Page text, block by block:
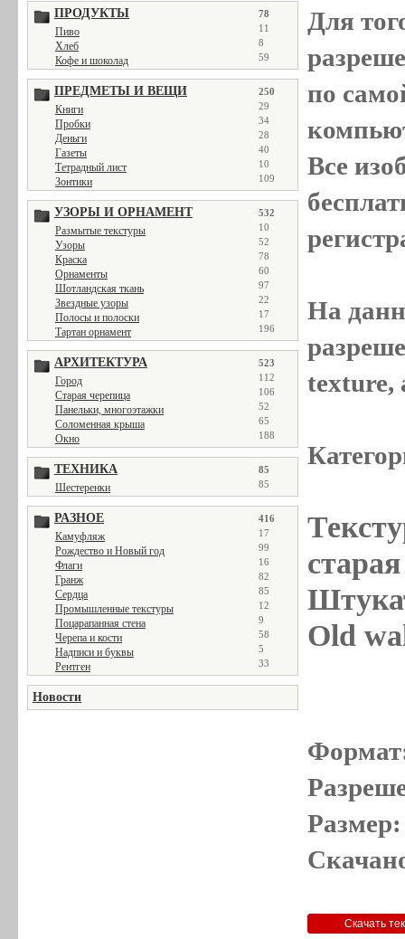
ПРОДУКТЫ 78
Пиво 11
Хлеб 8
Кофе и шоколад 59
ПРЕДМЕТЫ И ВЕЩИ 250
Книги 29
Пробки 34
Деньги 28
Газеты 40
Тетрадный лист 10
Зонтики 109
УЗОРЫ И ОРНАМЕНТ 532
Размытые текстуры 10
Узоры 52
Краска 78
Орнаменты 60
Шотландская ткань 97
Звездные узоры 22
Полосы и полоски 17
Тартан орнамент 196
АРХИТЕКТУРА 523
Город 112
Старая черепица 106
Панельки, многоэтажки 52
Соломенная крыша 65
Окно 188
ТЕХНИКА 85
Шестеренки 85
РАЗНОЕ 416
Камуфляж 17
Рождество и Новый год 99
Флаги 16
Гранж 82
Сердца 85
Промышленные текстуры 12
Поцарапанная стена 9
Черепа и кости 58
Надписи и буквы 5
Рентген 33
Новости
Для
по
Все
На
texture,
Old